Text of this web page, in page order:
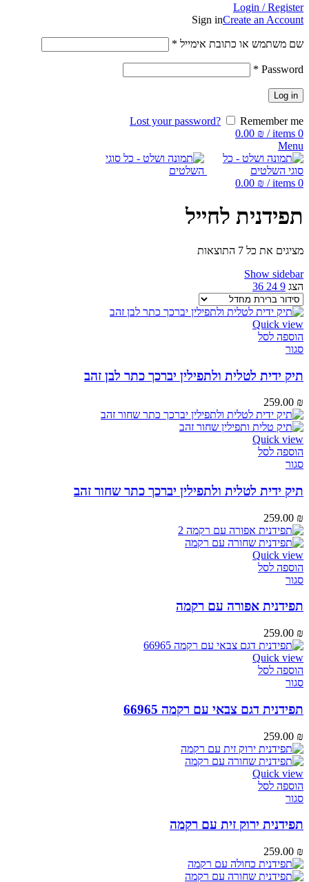
Login / Register
Sign inCreate an Account
שם משתמש או כתובת אימייל *
Password
*
Log in
Lost your password?
Remember me
0
items
/
0.00 ₪
Menu
0
items
/
0.00 ₪
תפידנית לחייל
מציגים את כל ⁦7⁩ התוצאות
Show sidebar
הצג 9
24
36
Quick view
הוספה לסל
סגור
תיק ידית לטלית ולתפילין יברכך כתר לבן זהב
259.00 ₪
Quick view
הוספה לסל
סגור
תיק ידית לטלית ולתפילין יברכך כתר שחור זהב
259.00 ₪
Quick view
הוספה לסל
סגור
תפידנית אפורה עם רקמה
259.00 ₪
Quick view
הוספה לסל
סגור
תפידנית דגם צבאי עם רקמה 66965
259.00 ₪
Quick view
הוספה לסל
סגור
תפידנית ירוק זית עם רקמה
259.00 ₪